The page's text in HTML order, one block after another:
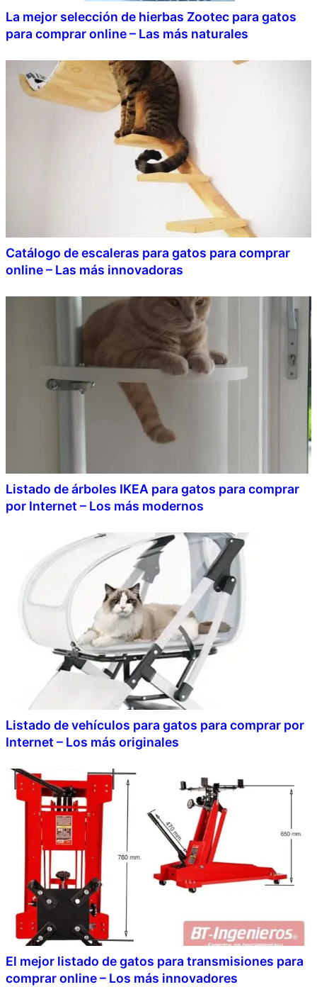
La mejor selección de hierbas Zootec para gatos
para comprar online – Las más naturales
Catálogo de escaleras para gatos para comprar
online – Las más innovadoras
Listado de árboles IKEA para gatos para comprar
por Internet – Los más modernos
Listado de vehículos para gatos para comprar por
Internet – Los más originales
El mejor listado de gatos para transmisiones para
comprar online – Los más innovadores